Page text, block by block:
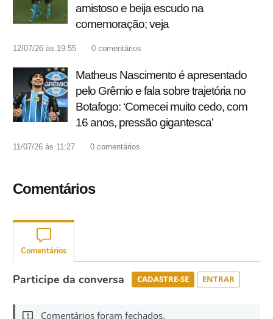
amistoso e beija escudo na
comemoração; veja
12/07/26 às 19:55 0 comentários
Matheus Nascimento é apresentado
pelo Grêmio e fala sobre trajetória no
Botafogo: ‘Comecei muito cedo, com
16 anos, pressão gigantesca’
11/07/26 às 11:27 0 comentários
Comentários